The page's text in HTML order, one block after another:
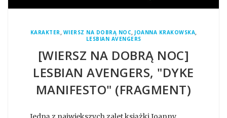
KARAKTER, WIERSZ NA DOBRĄ NOC, JOANNA KRAKOWSKA,
LESBIAN AVENGERS
[WIERSZ NA DOBRĄ NOC]
LESBIAN AVENGERS, "DYKE
MANIFESTO" (FRAGMENT)